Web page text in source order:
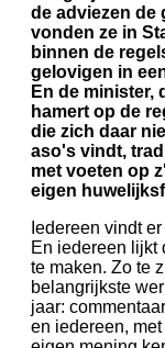
de adviezen de
vonden ze in
binnen de
gelovigen in
En de minister,
hamert op de
die zich daar
aso's vindt,
met voeten op
eigen
Iedereen vindt
En iedereen lijkt
te maken. Zo te
belangrijkste
jaar:
en iedereen,